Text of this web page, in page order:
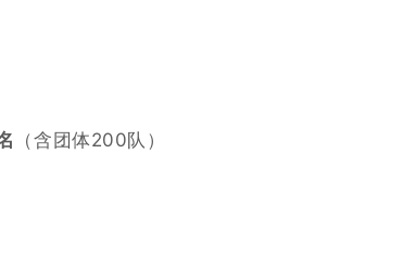
（含团体200队）